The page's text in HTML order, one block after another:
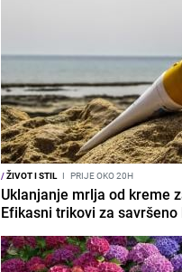
/ŽIVOT I STIL I PRIJE OKO 20H
Uklanjanje mrlja od kreme
Efikasni trikovi za